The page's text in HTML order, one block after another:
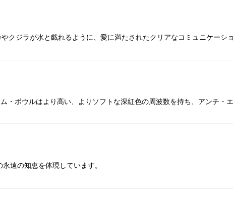
ジラが水と戯れるように、愛に満たされたクリアなコミュニケーシ
ボウルはより高い、よりソフトな深紅色の周波数を持ち、アンチ・
遠の知恵を体現しています。